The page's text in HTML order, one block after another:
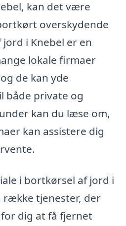
kan det være
overskydende
i Knebel er en
lokale firmaer
de kan yde
både private og
kan du læse om,
kan assistere dig
i bortkørsel af jord i
række tjenester, der
dig at få fjernet